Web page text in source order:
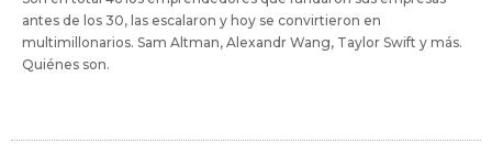
antes de los 30, las escalaron y hoy se convirtieron en
multimillonarios. Sam Altman, Alexandr Wang, Taylor Swift y más.
Quiénes son.